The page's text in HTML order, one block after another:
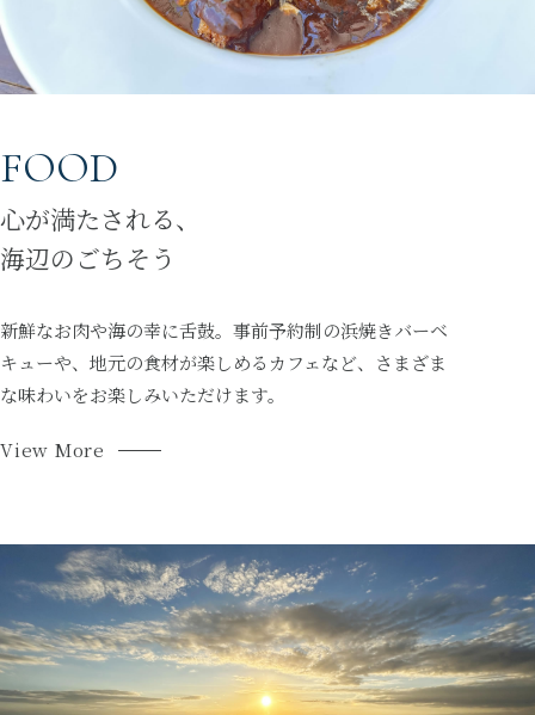
FOOD
心が満たされる、
海辺のごちそう
新鮮なお肉や海の幸に舌鼓。事前予約制の浜焼きバーベ
キューや、地元の食材が楽しめるカフェなど、さまざま
な味わいをお楽しみいただけます。
View More